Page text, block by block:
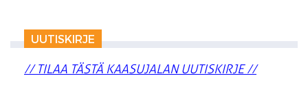
UUTISKIRJE
// TILAA TÄSTÄ KAASUJALAN UUTISKIRJE //